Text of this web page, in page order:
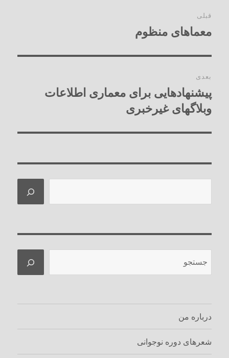
نوشته‌ها
قبلی
نوشته
معماهای منظوم
بعدی
نوشته
بعدی:
پیشنهادهایی برای معماری اطلاعات
وبلاگهای غیرخبری
درباره من
شعرهای دوره نوجوانی